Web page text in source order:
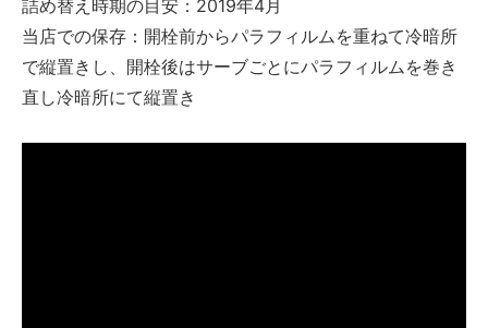
詰め替え時期の目安：2019年4月
当店での保存：開栓前からパラフィルムを重ねて冷暗所
で縦置きし、開栓後はサーブごとにパラフィルムを巻き
直し冷暗所にて縦置き